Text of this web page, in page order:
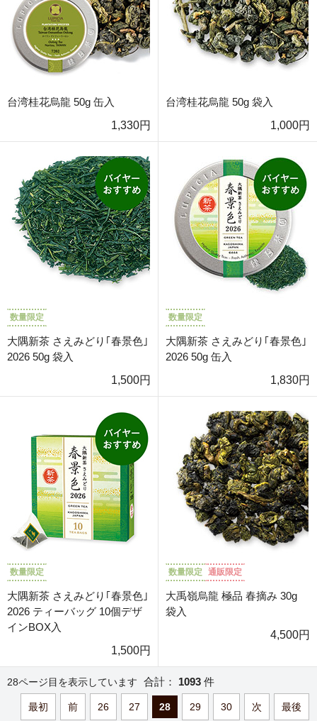
台湾桂花烏龍 50g 缶入
1,330円
台湾桂花烏龍 50g 袋入
1,000円
数量限定
大隅新茶 さえみどり｢春景色｣
2026 50g 袋入
1,500円
数量限定
大隅新茶 さえみどり｢春景色｣
2026 50g 缶入
1,830円
数量限定
大隅新茶 さえみどり｢春景色｣
2026 ティーバッグ 10個デザ
インBOX入
1,500円
数量限定 通販限定
大禹嶺烏龍 極品 春摘み 30g
袋入
4,500円
28ページ目を表示しています 合計： 1093 件
最初 前 26 27 28 29 30 次 最後